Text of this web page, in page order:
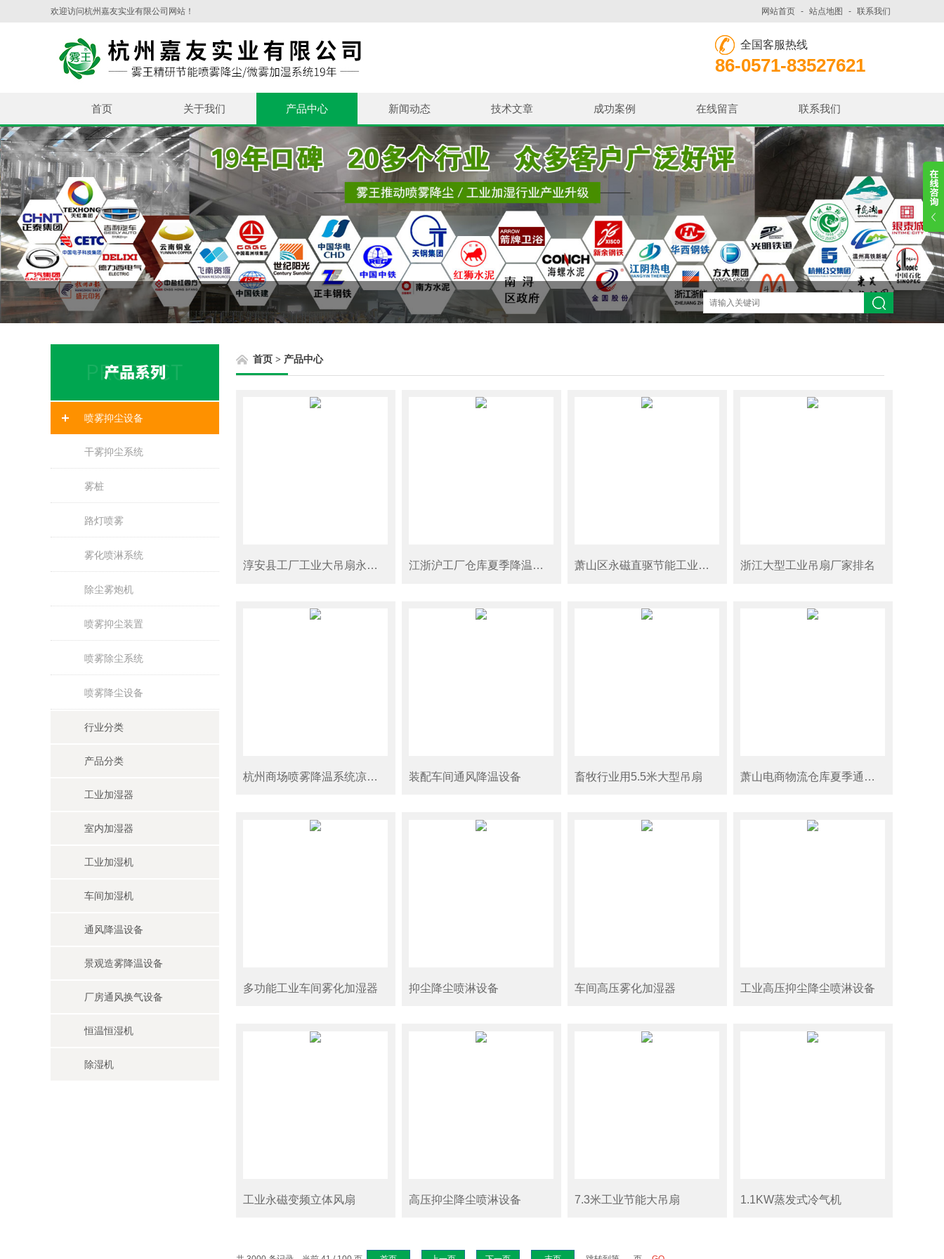
欢迎访问杭州嘉友实业有限公司网站！ 网站首页 - 站点地图 - 联系我们
全国客服热线
86-0571-83527621
首页 关于我们 产品中心 新闻动态 技术文章 成功案例 在线留言 联系我们
喷雾抑尘设备
干雾抑尘系统
雾桩
路灯喷雾
雾化喷淋系统
除尘雾炮机
喷雾抑尘装置
喷雾除尘系统
喷雾降尘设备
行业分类
产品分类
工业加湿器
室内加湿器
工业加湿机
车间加湿机
通风降温设备
景观造雾降温设备
厂房通风换气设备
恒温恒湿机
除湿机
首页 > 产品中心
淳安县工厂工业大吊扇永磁电机7.3米 江浙沪工厂仓库夏季降温设备上门安装 萧山区永磁直驱节能工业大吊扇 浙江大型工业吊扇厂家排名
杭州商场喷雾降温系统凉爽舒适 装配车间通风降温设备 畜牧行业用5.5米大型吊扇 萧山电商物流仓库夏季通风降温
多功能工业车间雾化加湿器 抑尘降尘喷淋设备 车间高压雾化加湿器 工业高压抑尘降尘喷淋设备
工业永磁变频立体风扇 高压抑尘降尘喷淋设备 7.3米工业节能大吊扇 1.1KW蒸发式冷气机